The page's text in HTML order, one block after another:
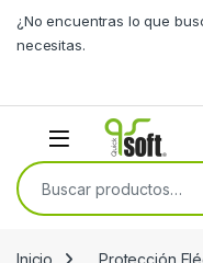
¿No encuentras lo que
necesitas.
Buscar por:
Inicio Protección